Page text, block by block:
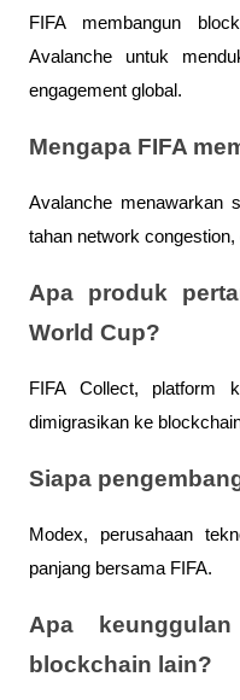
FIFA membangun
Avalanche untuk
engagement global.
Mengapa FIFA
Avalanche menawarkan
tahan network
Apa produk
World Cup?
FIFA Collect, platform
dimigrasikan ke
Siapa
Modex, perusahaan
panjang bersama FIFA.
Apa
blockchain lain?